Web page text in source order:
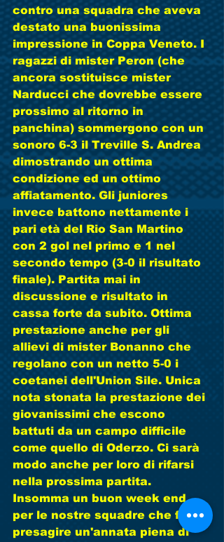
contro una squadra che aveva
destato una buonissima
impressione in Coppa Veneto. I
ragazzi di mister Peron (che
ancora sostituisce mister
Narducci che dovrebbe essere
prossimo al ritorno in
panchina) sommergono con un
sonoro 6-3 il Treville S. Andrea
dimostrando un ottima
condizione ed un ottimo
affiatamento. Gli juniores
invece battono nettamente i
pari età del Rio San Martino
con 2 gol nel primo e 1 nel
secondo tempo (3-0 il risultato
finale). Partita mai in
discussione e risultato in
cassa forte da subito. Ottima
prestazione anche per gli
allievi di mister Bonanno che
regolano con un netto 5-0 i
coetanei dell'Union Sile. Unica
nota stonata la prestazione dei
giovanissimi che escono
battuti da un campo difficile
come quello di Oderzo. Ci sarà
modo anche per loro di rifarsi
nella prossima partita.
Insomma un buon week end
per le nostre squadre che fa
presagire un'annata piena di